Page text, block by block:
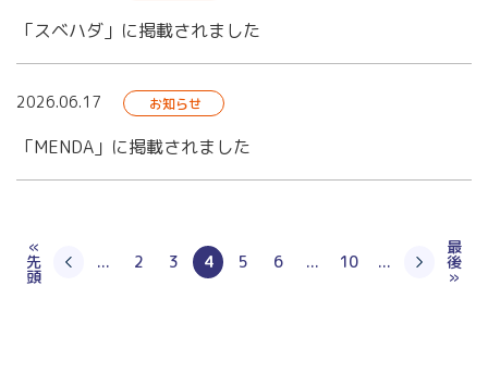
「スベハダ」に掲載されました
2026.06.17 お知らせ
「MENDA」に掲載されました
«
先
頭
... 2 3 4 5 6 ... 10 ...
最
後
»